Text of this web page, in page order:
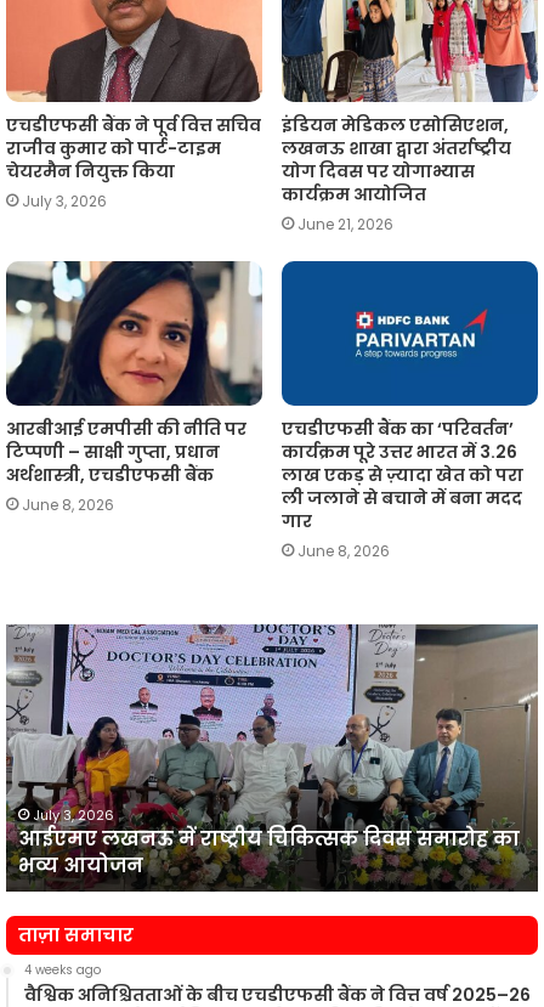
एचडीएफसी बैंक ने पूर्व वित्त सचिव
राजीव कुमार को पार्ट-टाइम
चेयरमैन नियुक्त किया
July 3, 2026
इंडियन मेडिकल एसोसिएशन,
लखनऊ शाखा द्वारा अंतर्राष्ट्रीय
योग दिवस पर योगाभ्यास
कार्यक्रम आयोजित
June 21, 2026
आरबीआई एमपीसी की नीति पर
टिप्पणी – साक्षी गुप्ता, प्रधान
अर्थशास्त्री, एचडीएफसी बैंक
June 8, 2026
एचडीएफसी बैंक का ‘परिवर्तन’
कार्यक्रम पूरे उत्तर भारत में 3.26
लाख एकड़ से ज़्यादा खेत को परा
ली जलाने से बचाने में बना मदद
गार
June 8, 2026
आईएमए
लखनऊ
में
राष्ट्रीय
चिकित्सक
दिवस
समारोह
का
भव्य
आयोजन
July 3, 2026
आईएमए लखनऊ में राष्ट्रीय चिकित्सक दिवस समारोह का
भव्य आयोजन
ताज़ा समाचार
4 weeks ago
वैश्विक अनिश्चितताओं के बीच एचडीएफसी बैंक ने वित्त वर्ष 2025–26